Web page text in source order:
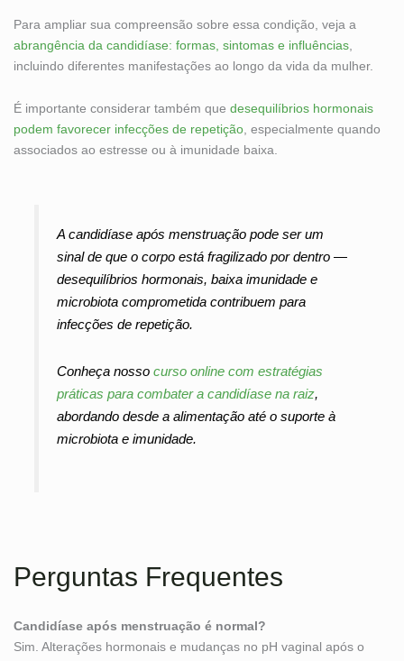
Para ampliar sua compreensão sobre essa condição, veja a
abrangência da candidíase: formas, sintomas e influências
incluindo diferentes manifestações ao longo da vida da mulher.
É importante considerar também que desequilíbrios hormonais
podem favorecer infecções de repetição, especialmente quando
associados ao estresse ou à imunidade baixa.
A candidíase após menstruação pode ser um
sinal de que o corpo está fragilizado por dentro —
desequilíbrios hormonais, baixa imunidade e
microbiota comprometida contribuem para
infecções de repetição.
Conheça nossocurso online com estratégias
práticas para combater a candidíase na raiz,
abordando desde a alimentação até o suporte à
microbiota e imunidade.
Perguntas Frequentes
Candidíase após menstruação é normal?
Sim. Alterações hormonais e mudanças no pH vaginal após o